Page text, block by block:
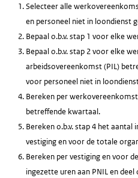
Selecteer alle
en personeel niet in loondienst
Bepaal o.b.v. stap 1 voor elke
Bepaal o.b.v. stap 2 voor elke
arbeidsovereenkomst (PIL)
voor personeel niet in
Bereken per
betreffende kwartaal.
Bereken o.b.v. stap 4 het aantal
vestiging en voor de totale
Bereken per vestiging en voor
ingezette uren aan PNIL en